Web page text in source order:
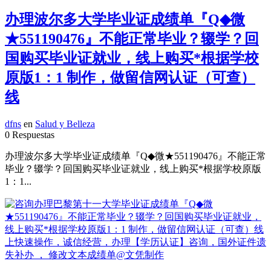
办理波尔多大学毕业证成绩单『Q◆微
★551190476』不能正常毕业？辍学？回
国购买毕业证就业，线上购买*根据学校
原版1：1 制作，做留信网认证（可查）
线
dfns en Salud y Belleza
0 Respuestas
办理波尔多大学毕业证成绩单『Q◆微★551190476』不能正常
毕业？辍学？回国购买毕业证就业，线上购买*根据学校原版
1：1...